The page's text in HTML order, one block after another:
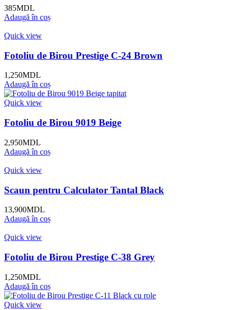
385MDL
Adaugă în coș
Quick view
Fotoliu de Birou Prestige C-24 Brown
1,250MDL
Adaugă în coș
Quick view
Fotoliu de Birou 9019 Beige
2,950MDL
Adaugă în coș
Quick view
Scaun pentru Calculator Tantal Black
13,900MDL
Adaugă în coș
Quick view
Fotoliu de Birou Prestige C-38 Grey
1,250MDL
Adaugă în coș
Quick view